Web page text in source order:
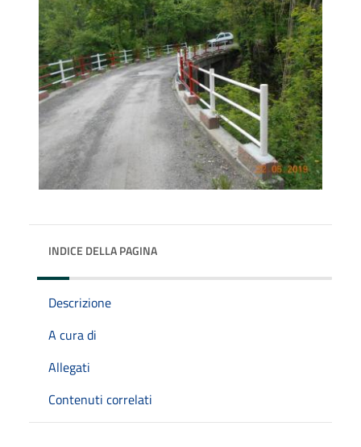
INDICE DELLA PAGINA
Descrizione
A cura di
Allegati
Contenuti correlati